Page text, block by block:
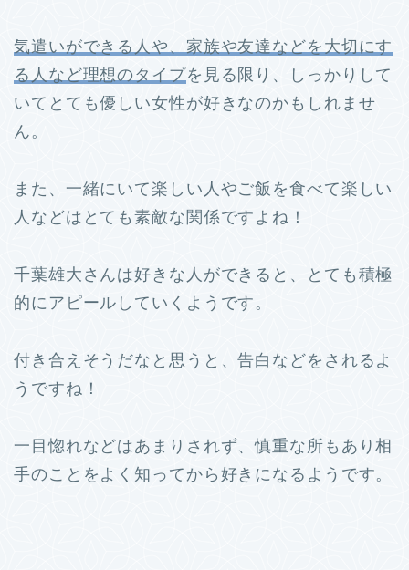
気遣いができる人や、家族や友達などを大切にす
る人など理想のタイプを見る限り、しっかりして
いてとても優しい女性が好きなのかもしれませ
ん。
また、一緒にいて楽しい人やご飯を食べて楽しい
人などはとても素敵な関係ですよね！
千葉雄大さんは好きな人ができると、とても積極
的にアピールしていくようです。
付き合えそうだなと思うと、告白などをされるよ
うですね！
一目惚れなどはあまりされず、慎重な所もあり相
手のことをよく知ってから好きになるようです。